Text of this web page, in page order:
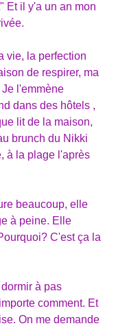
Et il y'a un an mon
vie, la perfection
de respirer, ma
l'emmène
dans des hôtels ,
lit de la maison,
brunch du Nikki
à la plage l'après
beaucoup, elle
à peine. Elle
C'est ça la
à pas
comment. Et
On me demande